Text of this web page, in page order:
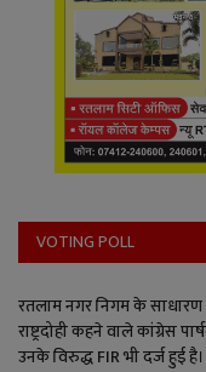
VOTING POLL
रतलाम नगर निगम के
राष्ट्रदोही कहने वाले कांग्रेस
उनके विरुद्ध FIR भी दर्ज हुई